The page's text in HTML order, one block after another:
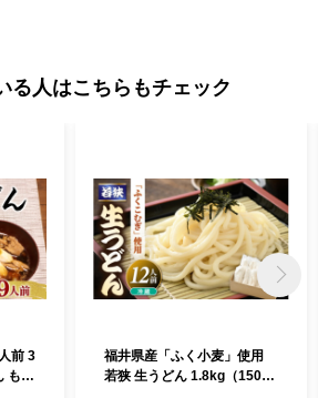
る人はこちらもチェック
前 3
もっ
福井県産「ふく小麦」使用
若狭 生うどん 1.8kg（150g×